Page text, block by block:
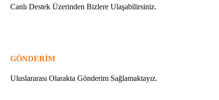
Canlı Destek Üzerinden Bizlere Ulaşabilirsiniz.
GÖNDERİM
Uluslararası Olarakta Gönderim Sağlamaktayız.